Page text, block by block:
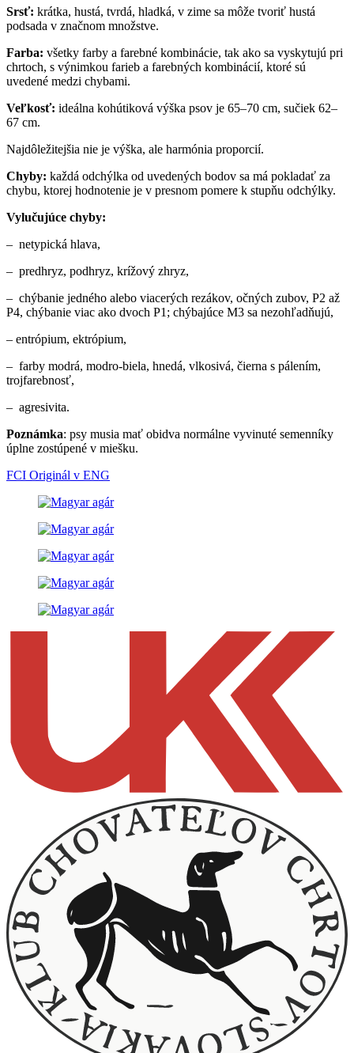
Srsť: krátka, hustá, tvrdá, hladká, v zime sa môže tvoriť hustá
podsada v značnom množstve.
Farba: všetky farby a farebné kombinácie, tak ako sa vyskytujú pri
chrtoch, s výnimkou farieb a farebných kombinácií, ktoré sú
uvedené medzi chybami.
Veľkosť: ideálna kohútiková výška psov je 65–70 cm, sučiek 62–
67 cm.
Najdôležitejšia nie je výška, ale harmónia proporcií.
Chyby: každá odchýlka od uvedených bodov sa má pokladať za
chybu, ktorej hodnotenie je v presnom pomere k stupňu odchýlky.
Vylučujúce chyby:
– netypická hlava,
– predhryz, podhryz, krížový zhryz,
– chýbanie jedného alebo viacerých rezákov, očných zubov, P2 až
P4, chýbanie viac ako dvoch P1; chýbajúce M3 sa nezohľadňujú,
– entrópium, ektrópium,
– farby modrá, modro-biela, hnedá, vlkosivá, čierna s pálením,
trojfarebnosť,
– agresivita.
Poznámka: psy musia mať obidva normálne vyvinuté semenníky
úplne zostúpené v miešku.
FCI Originál v ENG